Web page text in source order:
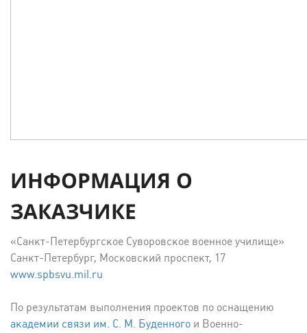
ИНФОРМАЦИЯ О
ЗАКАЗЧИКЕ
«Санкт-Петербургское Суворовское военное училище»
Санкт-Петербург, Московский проспект, 17
www.spbsvu.mil.ru
По результатам выполнения проектов по оснащению
академии связи им. С. М. Буденного и Военно-